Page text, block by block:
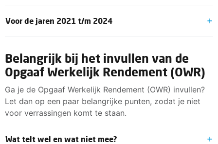
Voorwaarden
december, OF
Aanslag op 24 december nog niet onherroepelijk
door massaal bezwaar, ÉN
Ambtshalve herziening aangevraagd
2017 - uiterlijk 31 december 2022
Voor de jaren 2021 t/m 2024
Gedane aangifte OF
(Definitieve) aanslag ontvangen
Belangrijk bij het invullen van de
Opgaaf Werkelijk Rendement (OWR)
Ga je de Opgaaf Werkelijk Rendement (OWR) invullen?
Let dan op een paar belangrijke punten, zodat je niet
voor verrassingen komt te staan.
Wat telt wel en wat niet mee?